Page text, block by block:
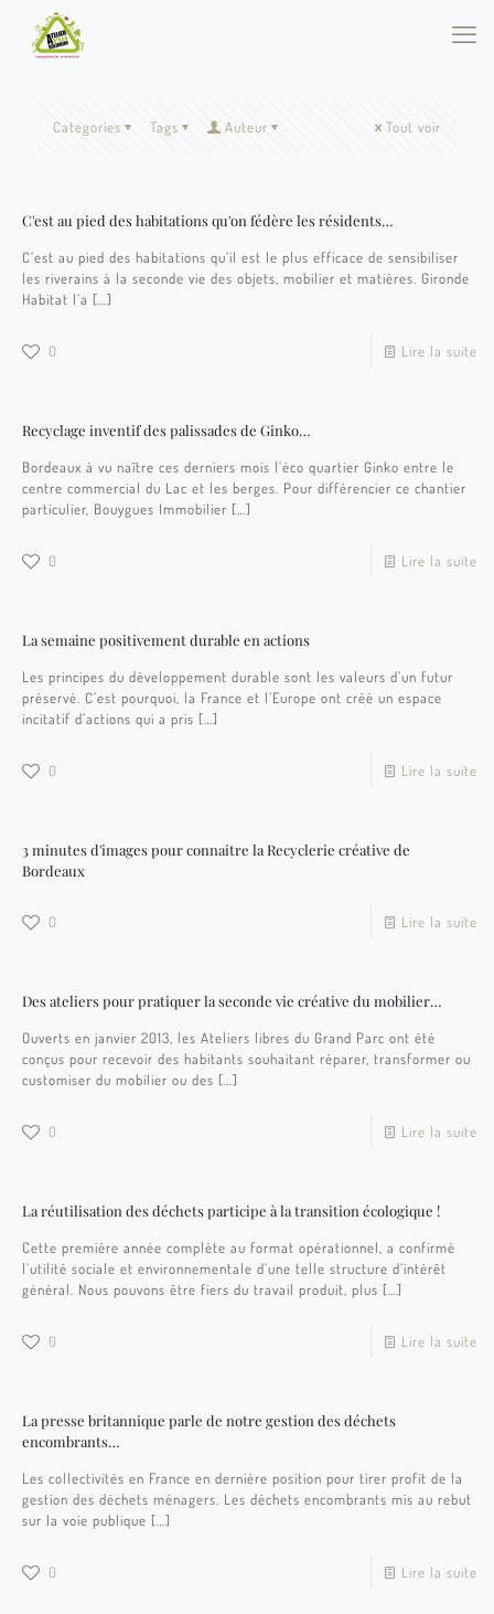
Categories Tags Auteur Tout voir
C'est au pied des habitations qu'on fédère les résidents…
C’est au pied des habitations qu’il est le plus efficace de sensibiliser
les riverains à la seconde vie des objets, mobilier et matières. Gironde
Habitat l’a […]
0 Lire la suite
Recyclage inventif des palissades de Ginko…
Bordeaux à vu naître ces derniers mois l’éco quartier Ginko entre le
centre commercial du Lac et les berges. Pour différencier ce chantier
particulier, Bouygues Immobilier […]
0 Lire la suite
La semaine positivement durable en actions
Les principes du développement durable sont les valeurs d’un futur
préservé. C’est pourquoi, la France et l’Europe ont créé un espace
incitatif d’actions qui a pris […]
0 Lire la suite
3 minutes d'images pour connaitre la Recyclerie créative de
Bordeaux
0 Lire la suite
Des ateliers pour pratiquer la seconde vie créative du mobilier…
Ouverts en janvier 2013, les Ateliers libres du Grand Parc ont été
conçus pour recevoir des habitants souhaitant réparer, transformer ou
customiser du mobilier ou des […]
0 Lire la suite
La réutilisation des déchets participe à la transition écologique !
Cette première année complète au format opérationnel, a confirmé
l’utilité sociale et environnementale d’une telle structure d’intérêt
général. Nous pouvons être fiers du travail produit, plus […]
0 Lire la suite
La presse britannique parle de notre gestion des déchets
encombrants…
Les collectivités en France en dernière position pour tirer profit de la
gestion des déchets ménagers. Les déchets encombrants mis au rebut
sur la voie publique […]
0 Lire la suite